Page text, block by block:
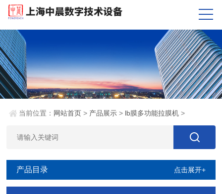
当前位置： 网站首页 > 产品展示 > lb膜多功能拉膜机 >
产品目录 点击展开+